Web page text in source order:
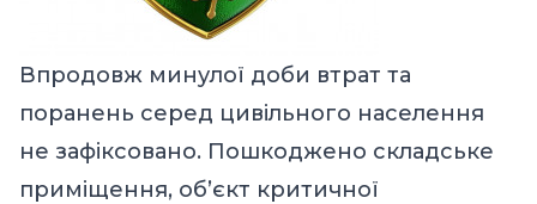
Впродовж минулої доби втрат та
поранень серед цивільного населення
не зафіксовано. Пошкоджено складське
приміщення, об’єкт критичної